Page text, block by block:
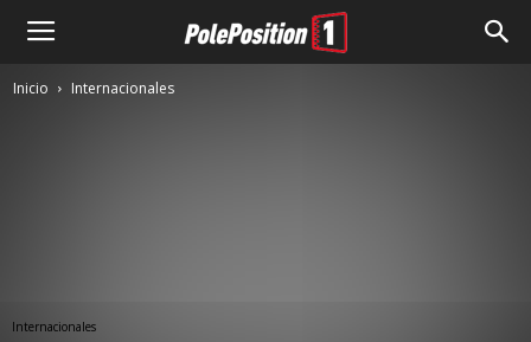
Inicio Internacionales
Internacionales